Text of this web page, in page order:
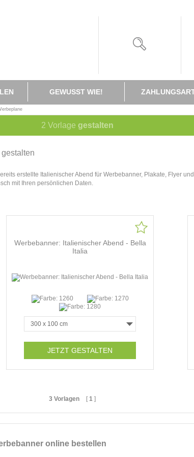
GEWUSST WIE!
2 Vorlage gestalten
erstellte Italienischer Abend für Werbebanner, Plakate, Flyer
mit Ihren persönlichen Daten.
Werbebanner: Italienischer Abend - Bella
Italia
JETZT GESTALTEN
3 Vorlagen [ 1 ]
online bestellen